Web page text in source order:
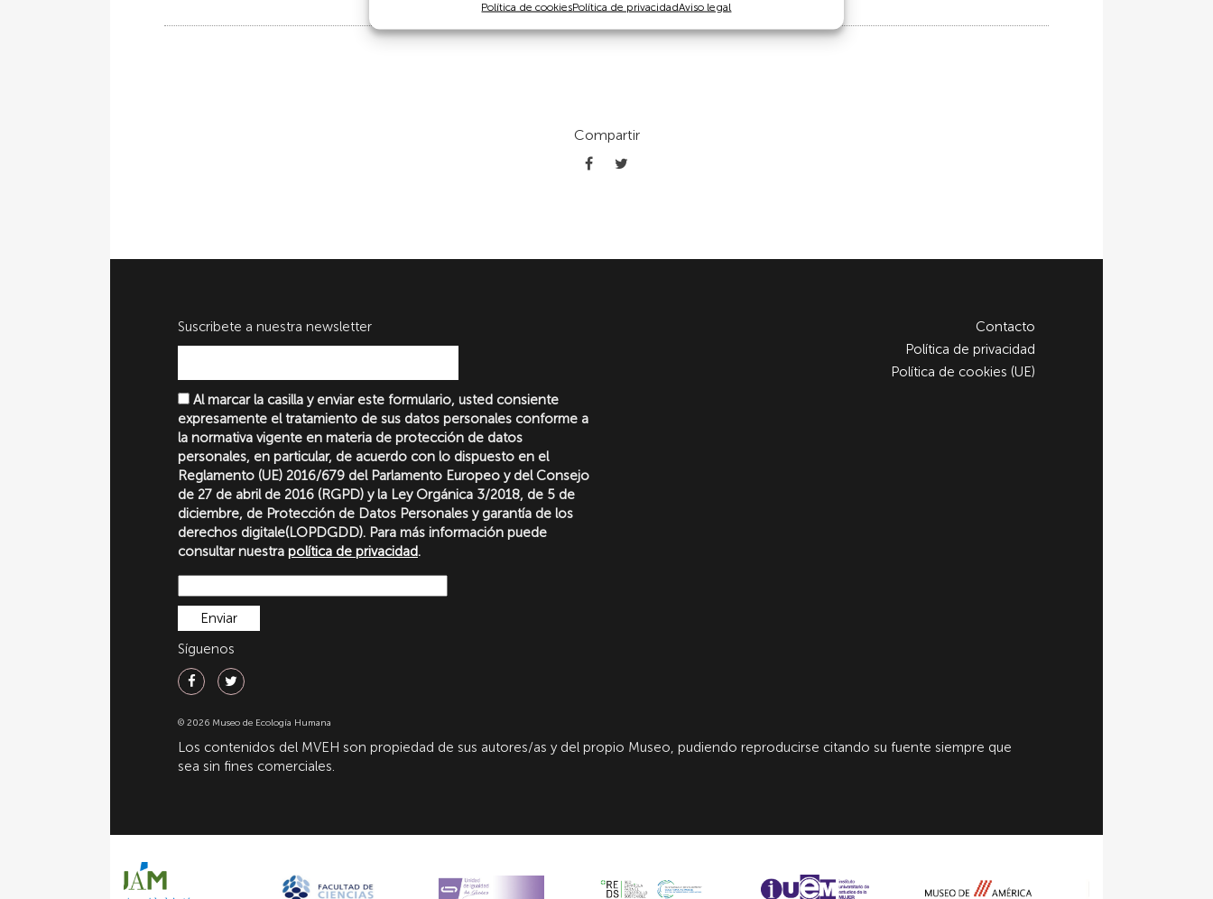
Política de cookiesPolítica de privacidadAviso legal
Compartir
Suscribete a nuestra newsletter
Al marcar la casilla y enviar este formulario, usted consiente
expresamente el tratamiento de sus datos personales conforme a
la normativa vigente en materia de protección de datos
personales, en particular, de acuerdo con lo dispuesto en el
Reglamento (UE) 2016/679 del Parlamento Europeo y del Consejo
de 27 de abril de 2016 (RGPD) y la Ley Orgánica 3/2018, de 5 de
diciembre, de Protección de Datos Personales y garantía de los
derechos digitale(LOPDGDD). Para más información puede
consultar nuestra política de privacidad.
Síguenos
© 2026 Museo de Ecología Humana
Contacto
Política de privacidad
Política de cookies (UE)
Los contenidos del MVEH son propiedad de sus autores/as y del propio Museo, pudiendo reproducirse citando su fuente siempre que
sea sin fines comerciales.